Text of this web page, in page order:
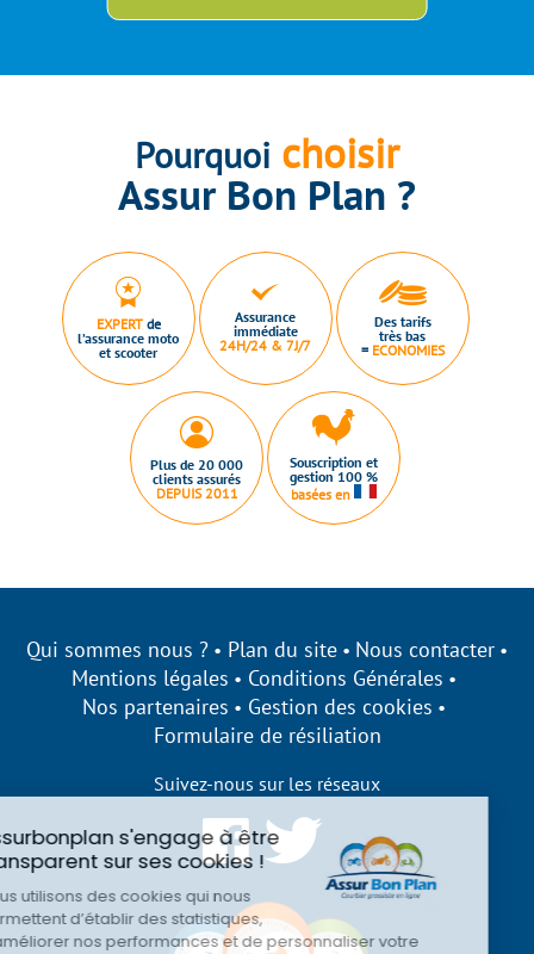
Assurbonplan s'engage à être
transparent sur ses cookies !
Nous utilisons des cookies qui nous
permettent d’établir des statistiques,
d’améliorer nos performances et de personnaliser votre
Pourquoi choisir
Assur Bon Plan ?
EXPERTde
l’assurance moto
et scooter
Assurance
immédiate
24H/24 & 7J/7
Des tarifs
très bas
= ECONOMIES
Plus de 20 000
clients assurés
DEPUIS 2011
Souscription et
gestion 100 %
basées en
Qui sommes nous ? Plan du site
Nous contacter
Mentions légales
Conditions Générales
Nos partenaires
Gestion des cookies
Formulaire de résiliation
Suivez-nous sur les réseaux